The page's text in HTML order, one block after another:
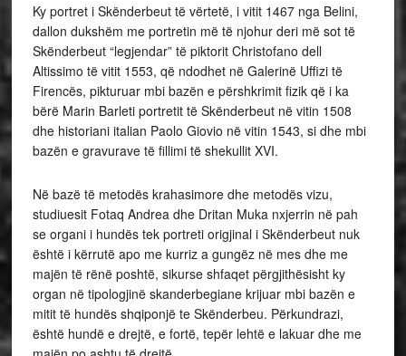
Ky portret i Skënderbeut të vërtetë, i vitit 1467 nga Belini,
dallon dukshëm me portretin më të njohur deri më sot të
Skënderbeut “legjendar” të piktorit Christofano dell
Altissimo të vitit 1553, që ndodhet në Galerinë Uffizi të
Firencës, pikturuar mbi bazën e përshkrimit fizik që i ka
bërë Marin Barleti portretit të Skënderbeut në vitin 1508
dhe historiani italian Paolo Giovio në vitin 1543, si dhe mbi
bazën e gravurave të fillimi të shekullit XVI.
Në bazë të metodës krahasimore dhe metodës vizu,
studiuesit Fotaq Andrea dhe Dritan Muka nxjerrin në pah
se organi i hundës tek portreti origjinal i Skënderbeut nuk
është i kërrutë apo me kurriz a gungëz në mes dhe me
majën të rënë poshtë, sikurse shfaqet përgjithësisht ky
organ në tipologjinë skanderbegiane krijuar mbi bazën e
mitit të hundës shqiponjë te Skënderbeu. Përkundrazi,
është hundë e drejtë, e fortë, tepër lehtë e lakuar dhe me